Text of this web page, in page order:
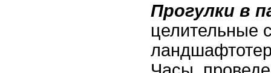
Прогулки в
целительные